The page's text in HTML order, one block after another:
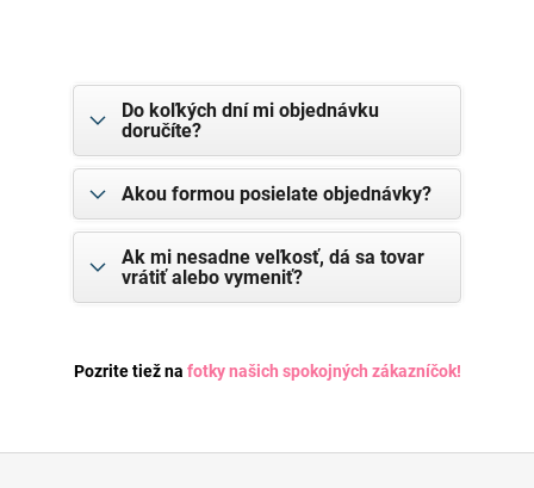
Do koľkých dní mi objednávku
doručíte?
Akou formou posielate objednávky?
Ak mi nesadne veľkosť, dá sa tovar
vrátiť alebo vymeniť?
Pozrite tiež na fotky našich spokojných zákazníčok!